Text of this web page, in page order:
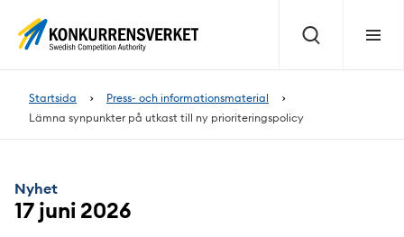
Sök Meny
Startsida
Press- och informationsmaterial
Lämna synpunkter på utkast till ny prioriteringspolicy
Nyhet
17 juni 2026